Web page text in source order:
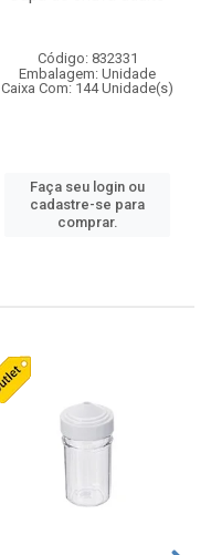
Código: 832331
Embalagem: Unidade
Caixa Com: 144 Unidade(s)
Faça seu login ou
cadastre-se para
comprar.